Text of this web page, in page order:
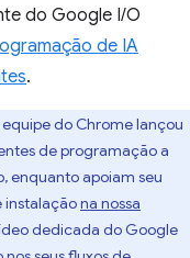
do Google I/O
de IA
.
equipe do Chrome lançou
de programação a
enquanto apoiam seu
instalaçãona nossa
dedicada do Google